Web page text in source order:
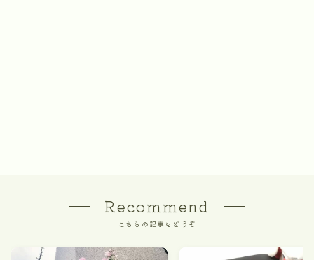
Recommend
こちらの記事もどうぞ